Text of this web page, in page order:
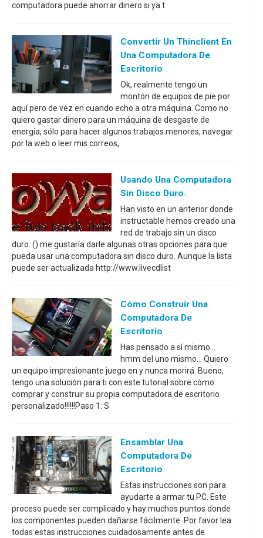
computadora puede ahorrar dinero si ya t
Convertir Un Thinclient En
Una Computadora De
Escritorio
Ok, realmente tengo un
montón de equipos de pie por
aquí pero de vez en cuando echo a otra máquina. Como no
quiero gastar dinero para un máquina de desgaste de
energía, sólo para hacer algunos trabajos menores, navegar
por la web o leer mis correos,
Usando Una Computadora
Sin Disco Duro.
Han visto en un anterior donde
instructable hemos creado una
red de trabajo sin un disco
duro. () me gustaría darle algunas otras opciones para que
pueda usar una computadora sin disco duro. Aunque la lista
puede ser actualizada http://www.livecdlist
Cómo Construir Una
Computadora De
Escritorio
Has pensado a sí mismo...
hmm del uno mismo... Quiero
un equipo impresionante juego en y nunca morirá. Bueno,
tengo una solución para ti con este tutorial sobre cómo
comprar y construir su propia computadora de escritorio
personalizado!!!!!!Paso 1: S
Ensamblar Una
Computadora De
Escritorio
Estas instrucciones son para
ayudarte a armar tu PC. Este
proceso puede ser complicado y hay muchos puntos donde
los componentes pueden dañarse fácilmente. Por favor lea
todas estas instrucciones cuidadosamente antes de